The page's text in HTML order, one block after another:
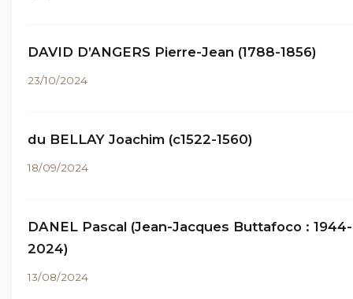
DAVID D’ANGERS Pierre-Jean (1788-1856)
23/10/2024
du BELLAY Joachim (c1522-1560)
18/09/2024
DANEL Pascal (Jean-Jacques Buttafoco : 1944-
2024)
13/08/2024